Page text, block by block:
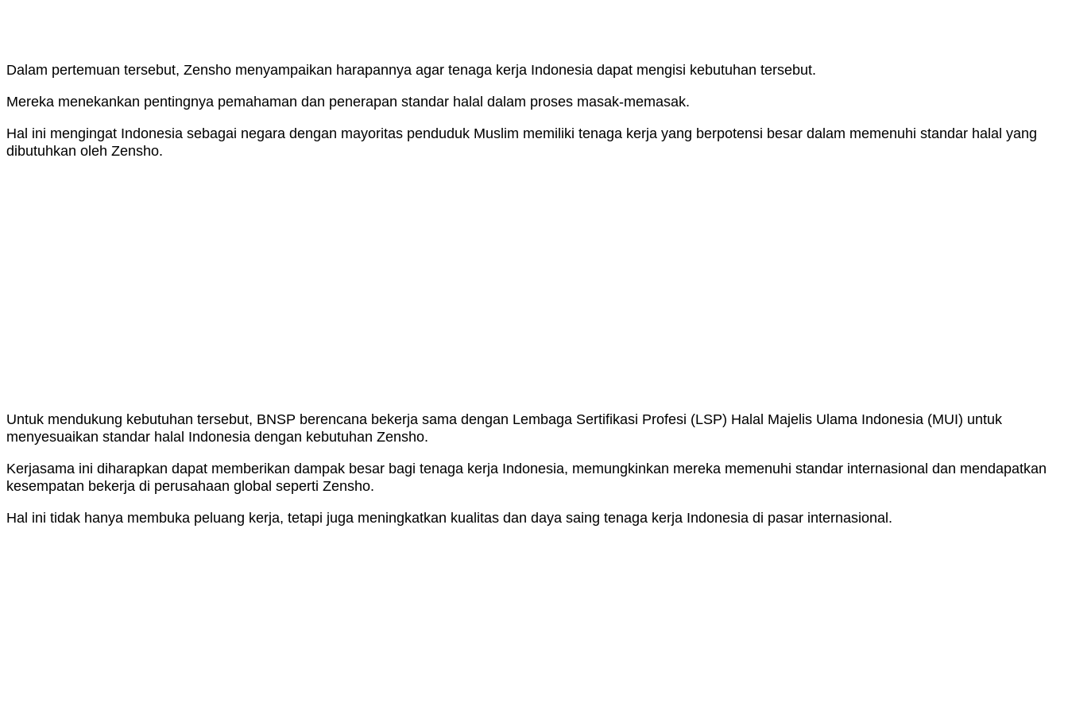
Dalam pertemuan tersebut, Zensho menyampaikan harapannya agar tenaga kerja Indonesia dapat mengisi kebutuhan tersebut.
Mereka menekankan pentingnya pemahaman dan penerapan standar halal dalam proses masak-memasak.
Hal ini mengingat Indonesia sebagai negara dengan mayoritas penduduk Muslim memiliki tenaga kerja yang berpotensi besar dalam memenuhi standar halal yang
dibutuhkan oleh Zensho.
Untuk mendukung kebutuhan tersebut, BNSP berencana bekerja sama dengan Lembaga Sertifikasi Profesi (LSP) Halal Majelis Ulama Indonesia (MUI) untuk
menyesuaikan standar halal Indonesia dengan kebutuhan Zensho.
Kerjasama ini diharapkan dapat memberikan dampak besar bagi tenaga kerja Indonesia, memungkinkan mereka memenuhi standar internasional dan mendapatkan
kesempatan bekerja di perusahaan global seperti Zensho.
Hal ini tidak hanya membuka peluang kerja, tetapi juga meningkatkan kualitas dan daya saing tenaga kerja Indonesia di pasar internasional.